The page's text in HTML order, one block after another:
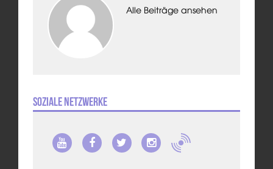
Alle Beiträge ansehen
Soziale Netzwerke